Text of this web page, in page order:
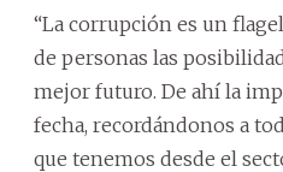
“La corrupción es un
de personas las
mejor futuro. De ahí la
fecha, recordándonos a
que tenemos desde el